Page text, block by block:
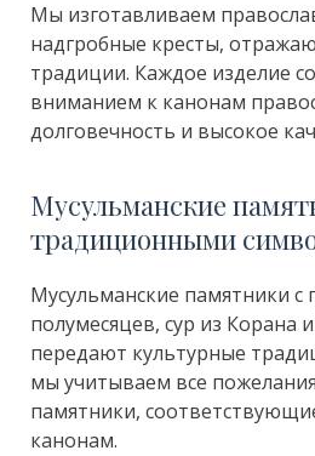
Мы изготавливаем
надгробные кресты,
традиции. Каждое изделие
вниманием к канонам
долговечность и высокое
Мусульманские
традиционными
Мусульманские памятники с
полумесяцев, сур из Корана
передают культурные
мы учитываем все
памятники,
канонам.